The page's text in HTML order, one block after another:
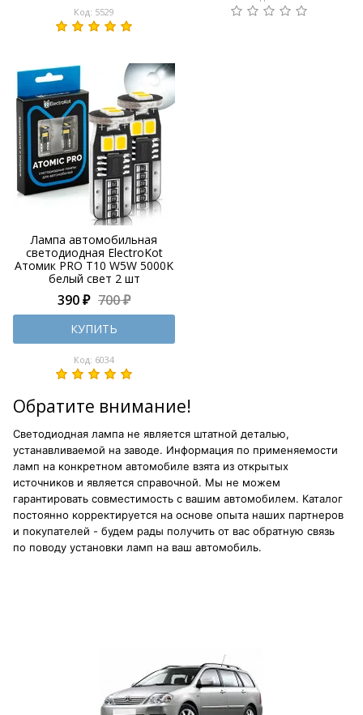
Код: 5529
Лампа автомобильная
светодиодная ElectroKot
Атомик PRO T10 W5W 5000K
белый свет 2 шт
390 ₽ 700 ₽
КУПИТЬ
Код: 6034
Обратите внимание!
Светодиодная лампа не является штатной деталью,
устанавливаемой на заводе. Информация по применяемости
ламп на конкретном автомобиле взята из открытых
источников и является справочной. Мы не можем
гарантировать совместимость с вашим автомобилем. Каталог
постоянно корректируется на основе опыта наших партнеров
и покупателей - будем рады получить от вас обратную связь
по поводу установки ламп на ваш автомобиль.